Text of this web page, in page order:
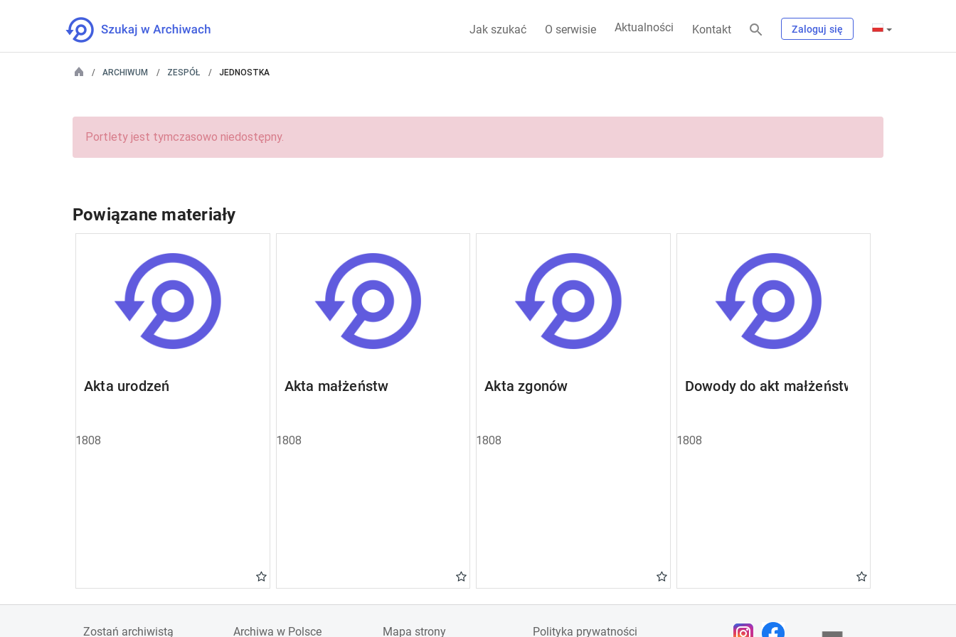
Jak szukać O serwisie Aktualności Kontakt Zaloguj się
ARCHIWUM ZESPÓŁ JEDNOSTKA
Portlety jest tymczasowo niedostępny.
Powiązane materiały
Akta urodzeń
1808
Akta małżeństw
1808
Akta zgonów
1808
Dowody do akt małżeństw
1808
Zostań archiwistą Archiwa w Polsce Mapa strony Polityka prywatności